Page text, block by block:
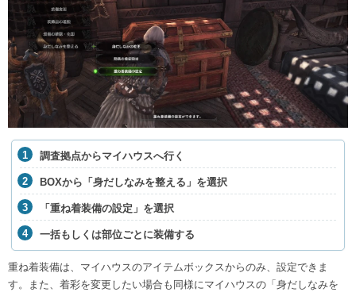
調査拠点からマイハウスへ行く
BOXから「身だしなみを整える」を選択
「重ね着装備の設定」を選択
一括もしくは部位ごとに装備する
重ね着装備は、マイハウスのアイテムボックスからのみ、設定できま
す。また、着彩を変更したい場合も同様にマイハウスの「身だしなみを